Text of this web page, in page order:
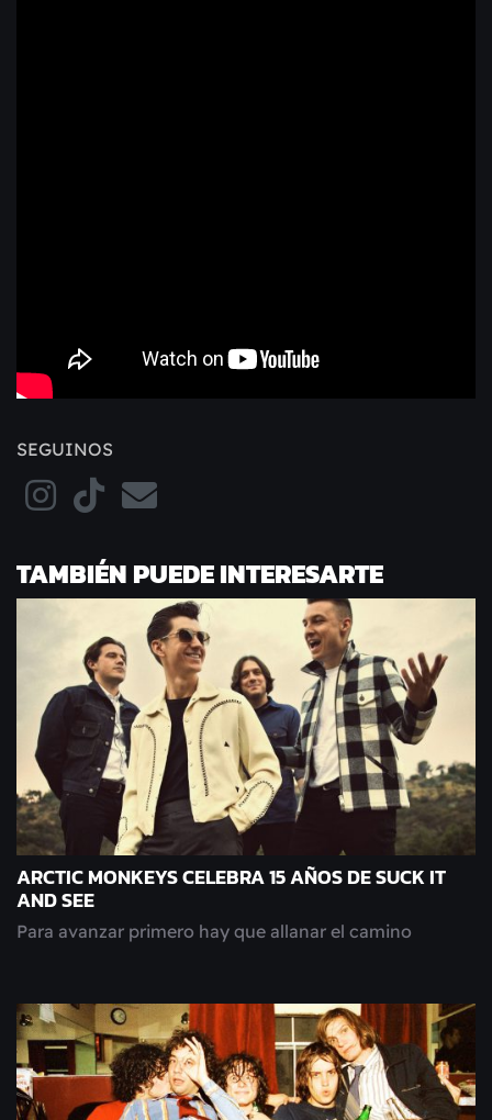
SEGUINOS
TAMBIÉN PUEDE INTERESARTE
ARCTIC MONKEYS CELEBRA 15 AÑOS DE SUCK IT
AND SEE
Para avanzar primero hay que allanar el camino